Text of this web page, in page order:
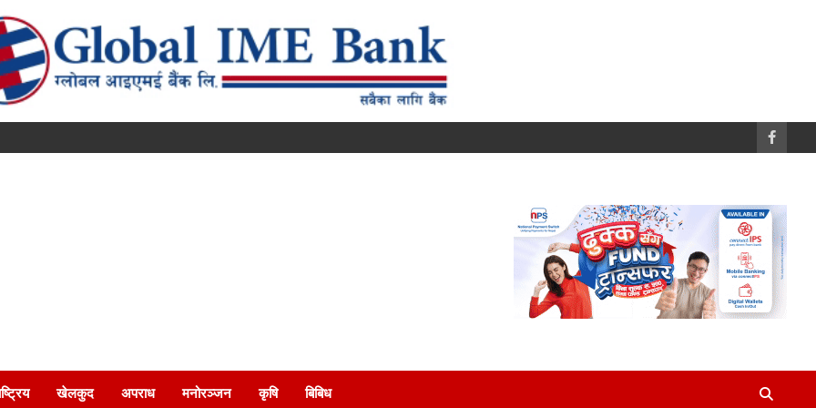
खेलकुद अपराध मनोरञ्जन कृषि बिबिध